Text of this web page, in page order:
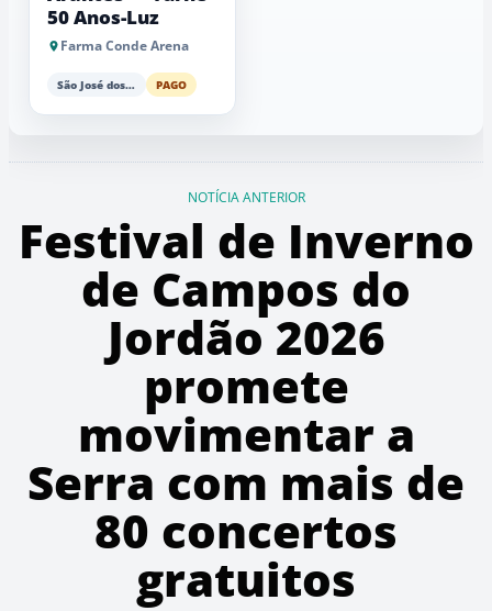
50 Anos-Luz
Farma Conde Arena
São José dos Campos PAGO
NOTÍCIA ANTERIOR
Festival de Inverno
de Campos do
Jordão 2026
promete
movimentar a
Serra com mais de
80 concertos
gratuitos